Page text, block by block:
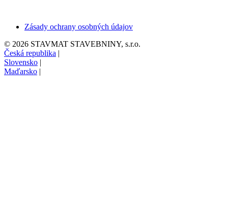
Zásady ochrany osobných údajov
© 2026 STAVMAT STAVEBNINY, s.r.o.
Česká republika |
Slovensko |
Maďarsko |